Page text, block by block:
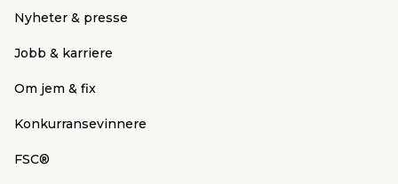
Nyheter & presse
Jobb & karriere
Om jem & fix
Konkurransevinnere
FSC®